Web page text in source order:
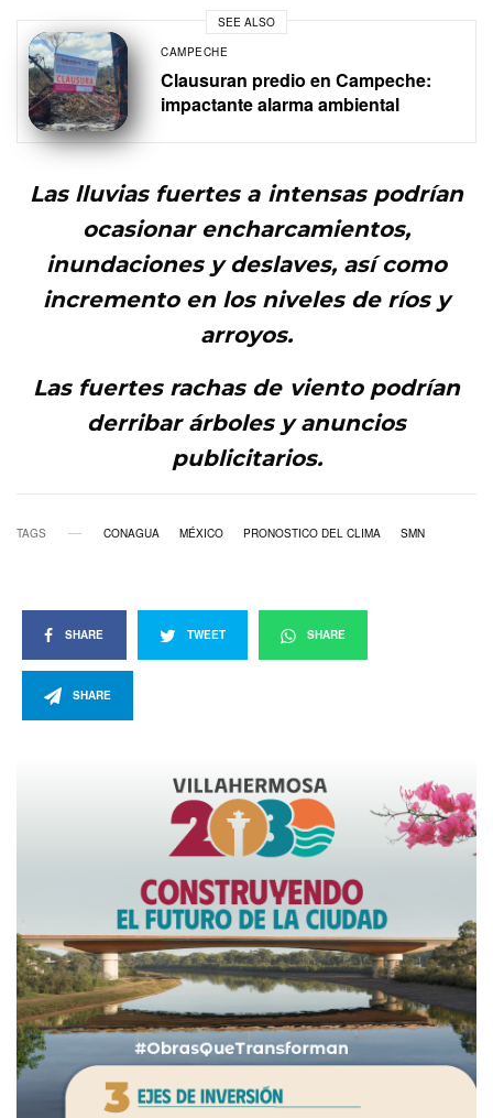
SEE ALSO
CAMPECHE
Clausuran predio en Campeche:
impactante alarma ambiental
Las lluvias fuertes a intensas podrían
ocasionar encharcamientos,
inundaciones y deslaves, así como
incremento en los niveles de ríos y
arroyos.
Las fuertes rachas de viento podrían
derribar árboles y anuncios
publicitarios.
TAGS CONAGUA MÉXICO PRONOSTICO DEL CLIMA SMN
SHARE TWEET SHARE
SHARE